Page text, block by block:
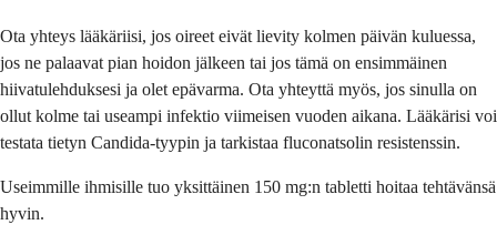
Ota yhteys lääkäriisi, jos oireet eivät lievity kolmen päivän kuluessa,
jos ne palaavat pian hoidon jälkeen tai jos tämä on ensimmäinen
hiivatulehduksesi ja olet epävarma. Ota yhteyttä myös, jos sinulla on
ollut kolme tai useampi infektio viimeisen vuoden aikana. Lääkärisi voi
testata tietyn Candida-tyypin ja tarkistaa fluconatsolin resistenssin.
Useimmille ihmisille tuo yksittäinen 150 mg:n tabletti hoitaa tehtävänsä
hyvin.